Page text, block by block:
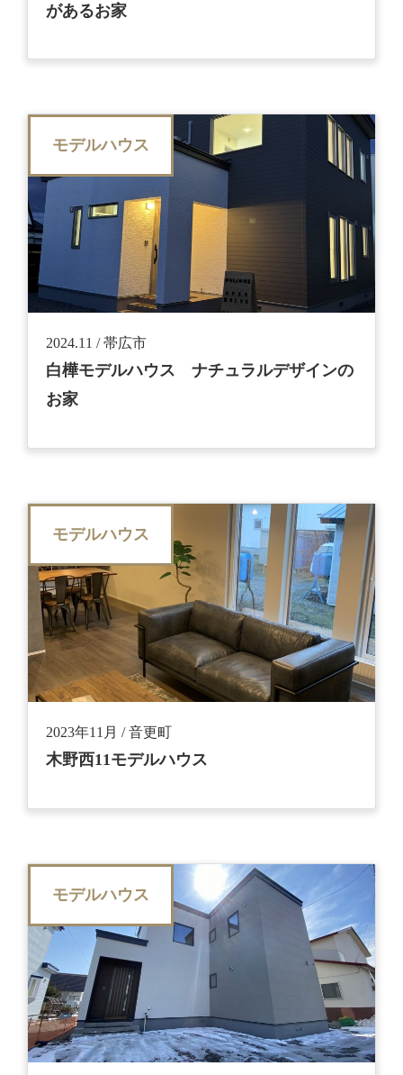
があるお家
モデルハウス
2024.11 / 帯広市
白樺モデルハウス ナチュラルデザインの
お家
モデルハウス
2023年11月 / 音更町
木野西11モデルハウス
モデルハウス